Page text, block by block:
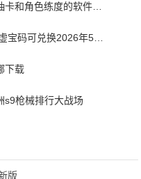
异环的官方社区是什么-幻塔异环查抽卡和角色练度的软件叫什么
新世界狂欢兑换码2026-新世界狂欢虚宝码可兑换2026年5月最新
下载
s9枪械排行大战场
版